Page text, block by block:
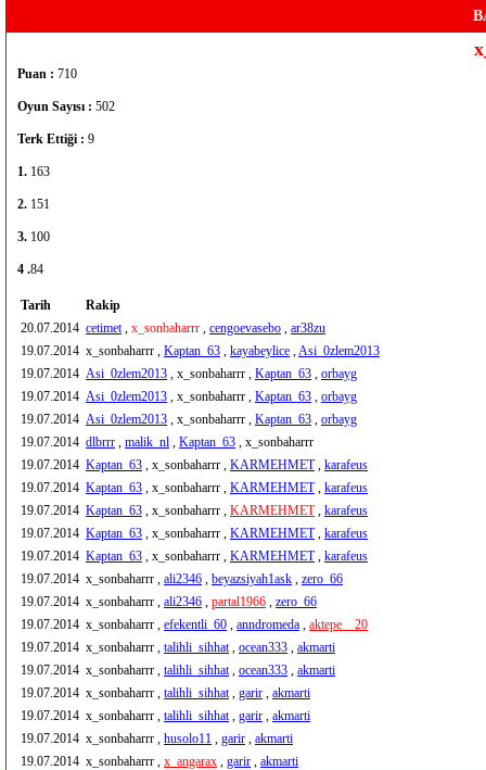
Puan : 710
Oyun Sayısı : 502
Terk Ettiği : 9
1. 163
2. 151
3. 100
4 .84
Tarih
Rakip
20.07.2014 cetimet, x_sonbaharrr , cengoevasebo , ar38zu
19.07.2014 x_sonbaharrr , Kaptan_63 , kayabeylice ,Asi_0zlem2013
19.07.2014 Asi_0zlem2013 , x_sonbaharrr , Kaptan_63 , orbayg
19.07.2014 Asi_0zlem2013 , x_sonbaharrr , Kaptan_63 , orbayg
19.07.2014 Asi_0zlem2013 , x_sonbaharrr , Kaptan_63 , orbayg
19.07.2014 dlbrrr , malik_nl , Kaptan_63 , x_sonbaharrr
19.07.2014 Kaptan_63 , x_sonbaharrr , KARMEHMET, karafeus
19.07.2014 Kaptan_63 , x_sonbaharrr , KARMEHMET, karafeus
19.07.2014 Kaptan_63 , x_sonbaharrr , KARMEHMET, karafeus
19.07.2014 Kaptan_63 , x_sonbaharrr , KARMEHMET, karafeus
19.07.2014 Kaptan_63 , x_sonbaharrr , KARMEHMET, karafeus
19.07.2014 x_sonbaharrr , ali2346 , beyazsiyah1ask , zero_66
19.07.2014 x_sonbaharrr , ali2346 , partal1966 , zero_66
19.07.2014 x_sonbaharrr , efekentli_60 , anndromeda , aktepe__20
19.07.2014 x_sonbaharrr , talihli_sihhat, ocean333 , akmarti
19.07.2014 x_sonbaharrr , talihli_sihhat, ocean333 , akmarti
19.07.2014 x_sonbaharrr , talihli_sihhat, garir , akmarti
19.07.2014 x_sonbaharrr , talihli_sihhat, garir , akmarti
19.07.2014 x_sonbaharrr , husolo11 , garir , akmarti
19.07.2014 x_sonbaharrr , x_angarax , garir , akmarti